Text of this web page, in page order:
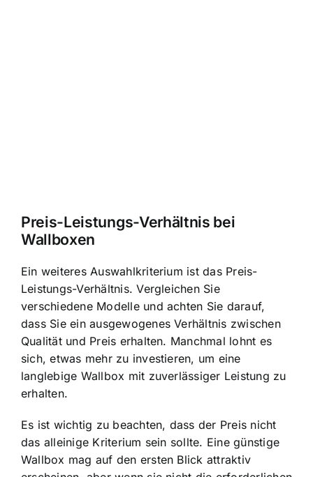
Preis-Leistungs-Verhältnis bei
Wallboxen
Ein weiteres Auswahlkriterium ist das Preis-
Leistungs-Verhältnis. Vergleichen Sie
verschiedene Modelle und achten Sie darauf,
dass Sie ein ausgewogenes Verhältnis zwischen
Qualität und Preis erhalten. Manchmal lohnt es
sich, etwas mehr zu investieren, um eine
langlebige Wallbox mit zuverlässiger Leistung zu
erhalten.
Es ist wichtig zu beachten, dass der Preis nicht
das alleinige Kriterium sein sollte. Eine günstige
Wallbox mag auf den ersten Blick attraktiv